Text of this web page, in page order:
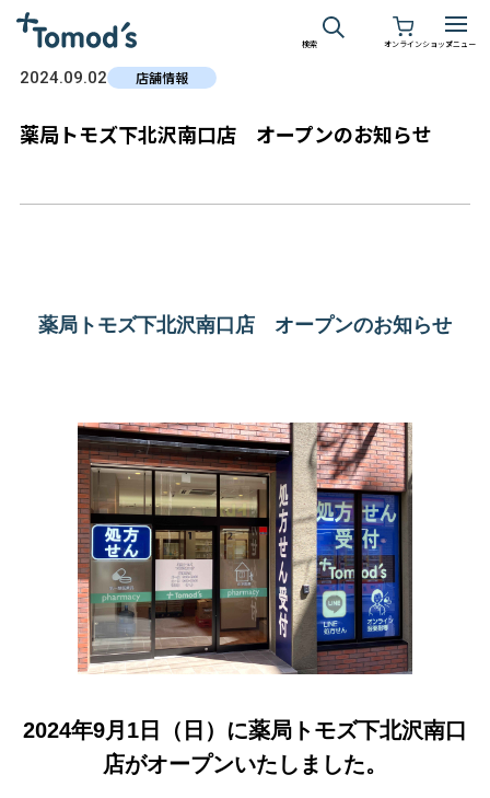
検索 オンラインショップメニュー
2024.09.02 店舗情報
薬局トモズ下北沢南口店 オープンのお知らせ
薬局トモズ下北沢南口店 オープンのお知らせ
2024年9月1日（日）に薬局トモズ下北沢南口
店がオープンいたしました。